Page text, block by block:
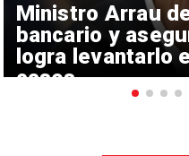
Ministro Arrau
bancario y
logra levantarlo
casos